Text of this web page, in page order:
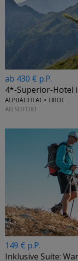
ab 430 € p.P.
4*-Superior-Hotel
ALPBACHTAL • TIROL
AB SOFORT
149 € p.P.
Inklusive Suite: